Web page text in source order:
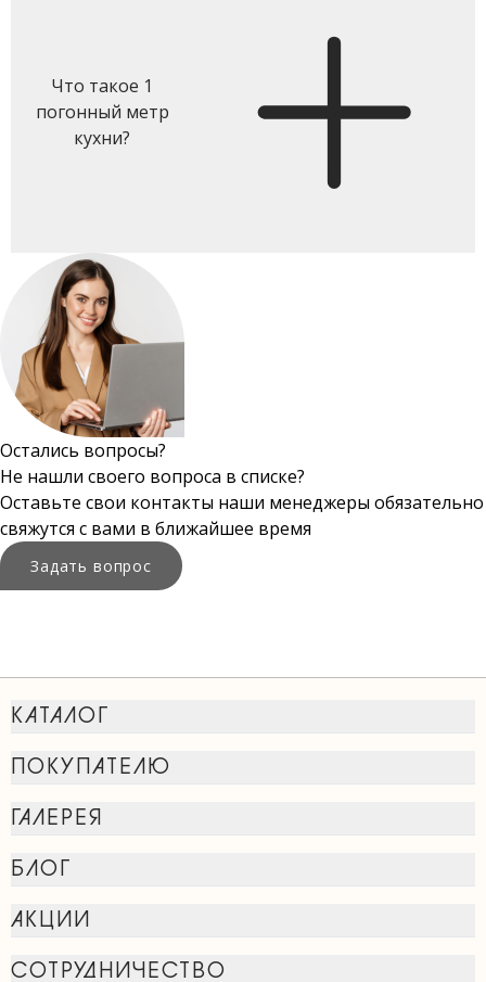
Что такое 1
погонный метр
кухни?
Остались вопросы?
Не нашли своего вопроса в списке?
Оставьте свои контакты наши менеджеры обязательно
свяжутся с вами в ближайшее время
Задать вопрос
КАТАЛОГ
ПОКУПАТЕЛЮ
ГАЛЕРЕЯ
БЛОГ
АКЦИИ
СОТРУДНИЧЕСТВО